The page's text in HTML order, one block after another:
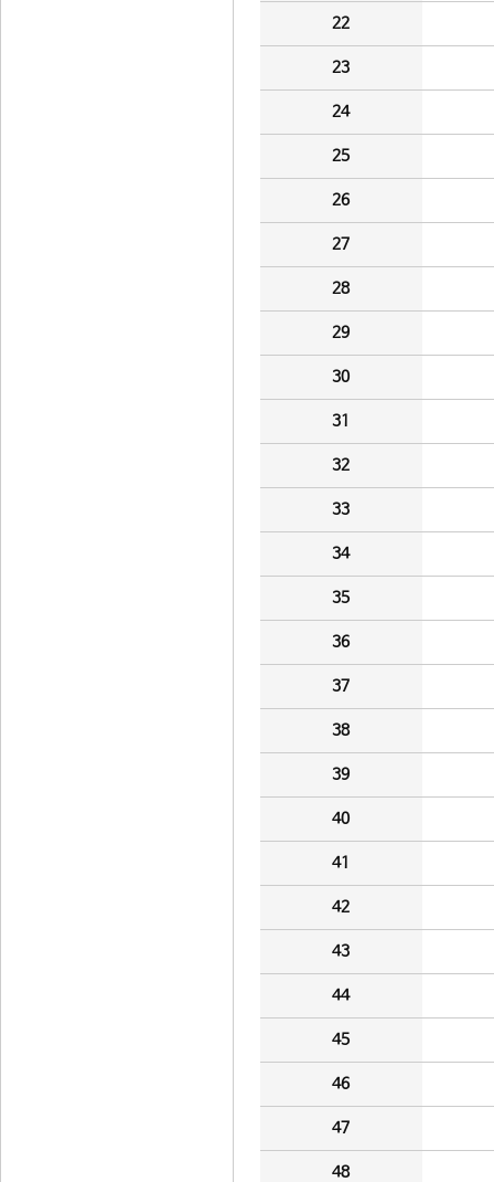
22
23
24
25
26
27
28
29
30
31
32
33
34
35
36
37
38
39
40
41
42
43
44
45
46
47
48